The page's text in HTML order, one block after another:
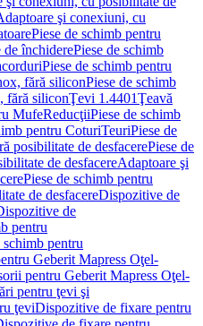
şi conexiuni, cu
Piese de schimb pentru
închiderePiese de schimb
Piese de schimb pentru
fără siliconPiese de schimb
fără siliconŢevi 1.4401Ţeavă
MufeReducţiiPiese de schimb
pentru CoturiTeuriPiese de
posibilitate de desfacerePiese de
de desfacereAdaptoare şi
Piese de schimb pentru
de desfacereDispozitive de
de
pentru
schimb pentru
Geberit Mapress Oţel-
pentru Geberit Mapress Oţel-
pentru ţevi şi
ţeviDispozitive de fixare pentru